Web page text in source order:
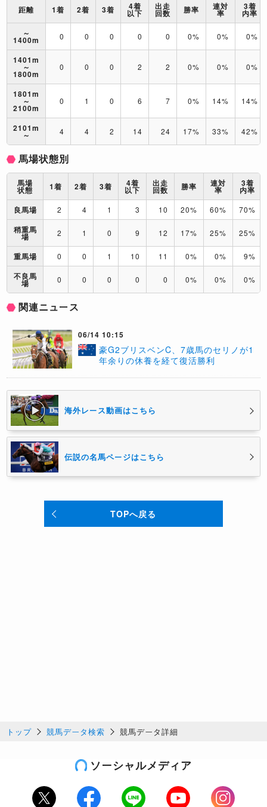
距離 1着 2着 3着 4着
以下
出走
回数 勝率 連対
率
3着
内率
～
1400m 0 0 0 0 0 0% 0% 0%
1401m
～
1800m
0 0 0 2 2 0% 0% 0%
1801m
～
2100m
0 1 0 6 7 0% 14% 14%
2101m
～ 4 4 2 14 24 17% 33% 42%
馬場状態別
馬場
状態 1着 2着 3着 4着
以下
出走
回数 勝率 連対
率
3着
内率
良馬場
2 4 1 3 10 20% 60% 70%
稍重馬
場 2 1 0 9 12 17% 25% 25%
重馬場 0 0 1 10 11 0% 0% 9%
不良馬
場 0 0 0 0 0 0% 0% 0%
関連ニュース
06/14 10:15
豪G2ブリスベンC、7歳馬のセリノが1
年余りの休養を経て復活勝利
海外レース動画はこちら
伝説の名馬ページはこちら
TOPへ戻る
トップ 競馬データ検索 競馬データ詳細
ソーシャルメディア